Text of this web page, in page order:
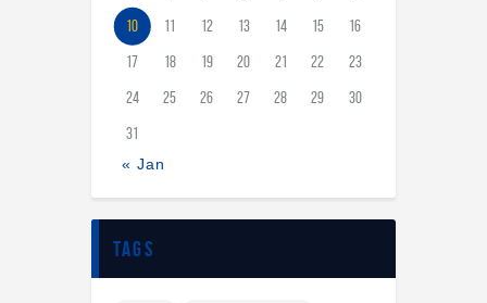
10 11 12 13 14 15 16
17 18 19 20 21 22 23
24 25 26 27 28 29 30
31
« Jan
tags